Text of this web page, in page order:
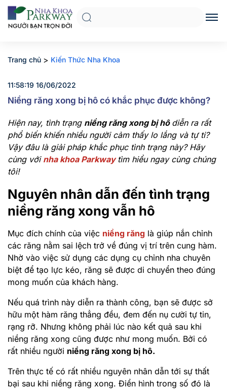
Trang chủ > Kiến Thức Nha Khoa
11:58:19 16/06/2022
Niềng răng xong bị hô có khắc phục được không?
Hiện nay, tình trạng niềng răng xong bị hô diễn ra rất
phổ biến khiến nhiều người cảm thấy lo lắng và tự ti?
Vậy đâu là giải pháp khắc phục tình trạng này? Hãy
cùng với nha khoa Parkway tìm hiểu ngay cùng chúng
tôi!
Nguyên nhân dẫn đến tình trạng
niềng răng xong vẫn hô
Mục đích chính của việc niềng răng là giúp nắn chỉnh
các răng nằm sai lệch trở về đúng vị trí trên cung hàm.
Nhờ vào việc sử dụng các dụng cụ chỉnh nha chuyên
biệt để tạo lực kéo, răng sẽ được di chuyển theo đúng
mong muốn của khách hàng.
Nếu quá trình này diễn ra thành công, bạn sẽ được sở
hữu một hàm răng thẳng đều, đem đến nụ cười tự tin,
rạng rỡ. Nhưng không phải lúc nào kết quả sau khi
niềng răng xong cũng được như mong muốn. Bởi có
rất nhiều người niềng răng xong bị hô.
Trên thực tế có rất nhiều nguyên nhân dẫn tới sự thất
bại sau khi niềng răng xong. Điển hình trong số đó là